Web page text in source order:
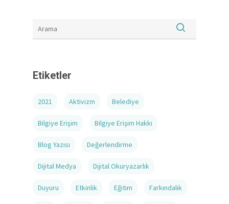
Etiketler
2021 Aktivizm Belediye
Bilgiye Erişim Bilgiye Erişim Hakkı
Blog Yazısı Değerlendirme
Dijital Medya Dijital Okuryazarlık
Duyuru Etkinlik Eğitim Farkındalık